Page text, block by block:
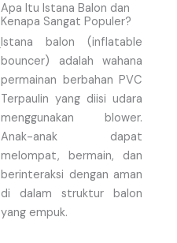
Apa Itu Istana Balon dan
Kenapa Sangat Populer?
Istana balon (inflatable
bouncer) adalah wahana
permainan berbahan PVC
Terpaulin yang diisi udara
menggunakan blower.
Anak-anak dapat
melompat, bermain, dan
berinteraksi dengan aman
di dalam struktur balon
yang empuk.